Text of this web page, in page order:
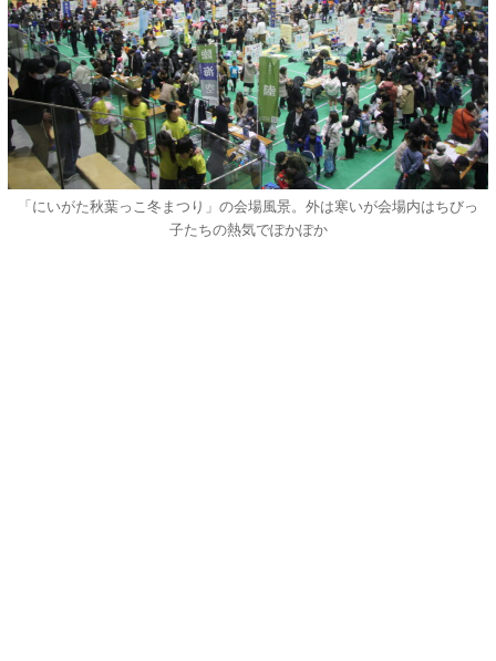
「にいがた秋葉っこ冬まつり」の会場風景。外は寒いが会場内はちびっ
子たちの熱気でぽかぽか